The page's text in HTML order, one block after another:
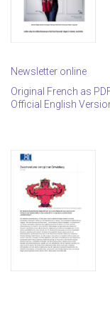
Newsletter online
Original French as
Official English